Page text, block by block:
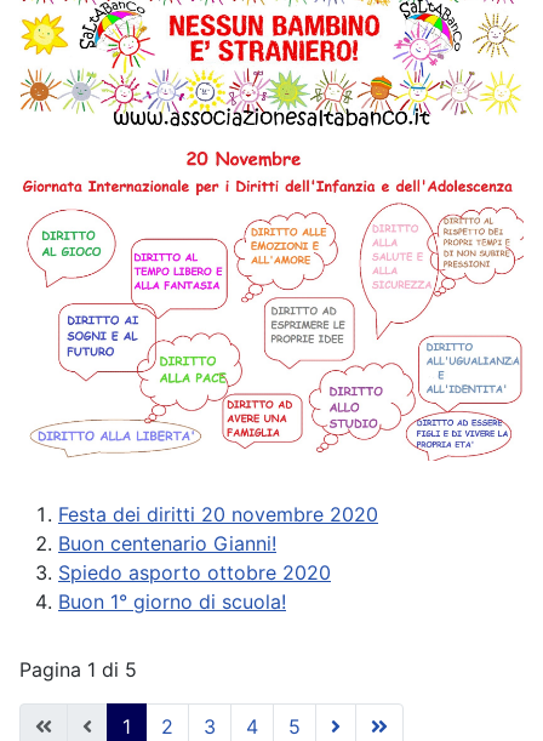
Festa dei diritti 20 novembre 2020
Buon centenario Gianni!
Spiedo asporto ottobre 2020
Buon 1° giorno di scuola!
Pagina 1 di 5
1 2 3 4 5